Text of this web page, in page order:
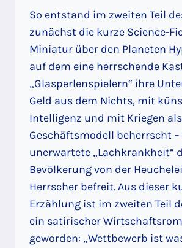
So entstand im zweiten Teil
zunächst die kurze Science-
Miniatur über den Planeten
auf dem eine herrschende
„Glasperlenspielern“ ihre
Geld aus dem Nichts, mit
Intelligenz und mit Kriegen als
Geschäftsmodell beherrscht –
unerwartete „Lachkrankheit“
Bevölkerung von der
Herrscher befreit. Aus dieser
Erzählung ist im zweiten Teil
ein satirischer
geworden: „Wettbewerb ist